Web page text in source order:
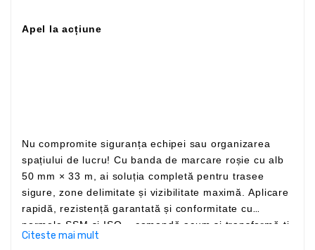
Apel la acțiune
Nu compromite siguranța echipei sau organizarea
spațiului de lucru! Cu banda de marcare roșie cu alb
50 mm × 33 m, ai soluția completă pentru trasee
sigure, zone delimitate și vizibilitate maximă. Aplicare
rapidă, rezistență garantată și conformitate cu
normele SSM și ISO – comandă acum și transformă-ți
spațiul de lucru într-un mediu sigur și organizat! .
Citeste mai mult